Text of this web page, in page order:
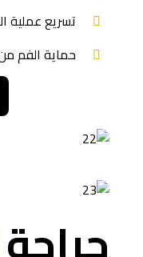
تسريع عملية
حماية الفم